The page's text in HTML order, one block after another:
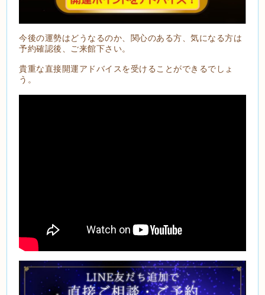
今後の運勢はどうなるのか、関心のある方、気になる方は
予約確認後、ご来館下さい。
貴重な直接開運アドバイスを受けることができるでしょ
う。